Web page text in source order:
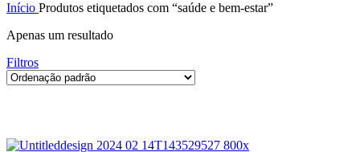
Início Produtos etiquetados com “saúde e bem-estar”
Apenas um resultado
Filtros